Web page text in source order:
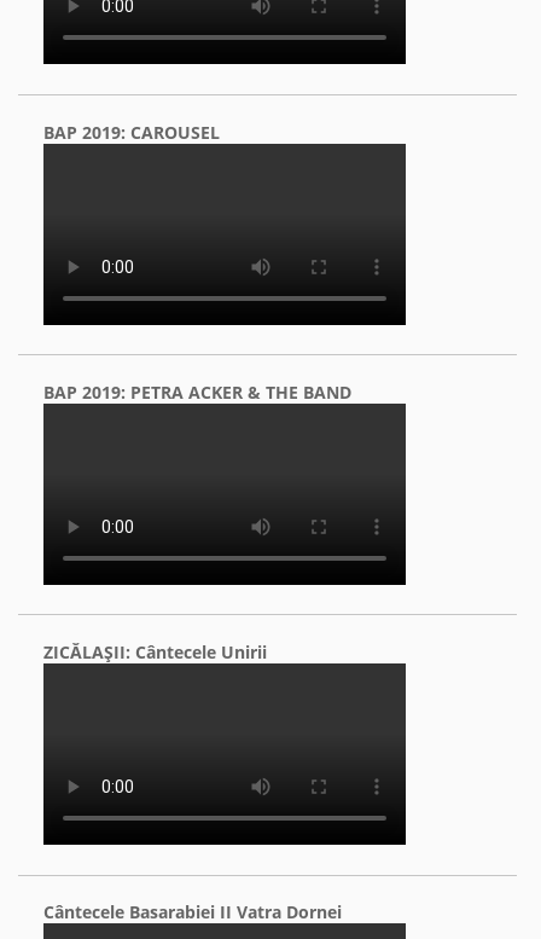
BAP 2019: CAROUSEL
BAP 2019: PETRA ACKER & THE BAND
ZICĂLAŞII: Cântecele Unirii
Cântecele Basarabiei II Vatra Dornei